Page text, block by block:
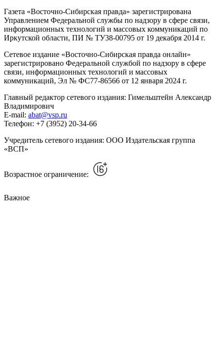
Газета «Восточно-Сибирская правда» зарегистрирована
Управлением Федеральной службы по надзору в сфере связи,
информационных технологий и массовых коммуникаций по
Иркутской области, ПИ № ТУ38-00795 от 19 декабря 2014 г.
Сетевое издание «Восточно-Сибирская правда онлайн»
зарегистрировано Федеральной службой по надзору в сфере
связи, информационных технологий и массовых
коммуникаций, Эл № ФС77-86566 от 12 января 2024 г.
Главный редактор сетевого издания: Гимельштейн Александр
Владимирович
E-mail: abat@vsp.ru
Телефон: +7 (3952) 20-34-66
Учредитель сетевого издания: ООО Издательская группа
«ВСП»
Возрастное ограничение:
Важное